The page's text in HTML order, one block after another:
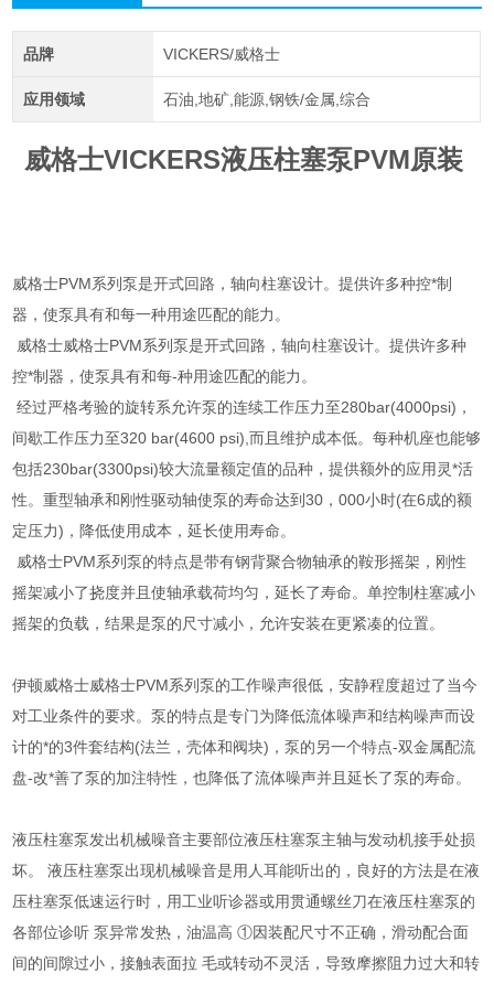
品牌 VICKERS/威格士
应用领域 石油,地矿,能源,钢铁/金属,综合
威格士VICKERS液压柱塞泵PVM原装
威格士PVM系列泵是开式回路，轴向柱塞设计。提供许多种控*制
器，使泵具有和每一种用途匹配的能力。
威格士威格士PVM系列泵是开式回路，轴向柱塞设计。提供许多种
控*制器，使泵具有和每-种用途匹配的能力。
经过严格考验的旋转系允许泵的连续工作压力至280bar(4000psi)，
间歇工作压力至320 bar(4600 psi),而且维护成本低。每种机座也能够
包括230bar(3300psi)较大流量额定值的品种，提供额外的应用灵*活
性。重型轴承和刚性驱动轴使泵的寿命达到30，000小时(在6成的额
定压力)，降低使用成本，延长使用寿命。
威格士PVM系列泵的特点是带有钢背聚合物轴承的鞍形摇架，刚性
摇架减小了挠度并且使轴承载荷均匀，延长了寿命。单控制柱塞减小
摇架的负载，结果是泵的尺寸减小，允许安装在更紧凑的位置。
伊顿威格士威格士PVM系列泵的工作噪声很低，安静程度超过了当今
对工业条件的要求。泵的特点是专门为降低流体噪声和结构噪声而设
计的*的3件套结构(法兰，壳体和阀块)，泵的另一个特点-双金属配流
盘-改*善了泵的加注特性，也降低了流体噪声并且延长了泵的寿命。
液压柱塞泵发出机械噪音主要部位液压柱塞泵主轴与发动机接手处损
坏。 液压柱塞泵出现机械噪音是用人耳能听出的，良好的方法是在液
压柱塞泵低速运行时，用工业听诊器或用贯通螺丝刀在液压柱塞泵的
各部位诊听 泵异常发热，油温高 ①因装配尺寸不正确，滑动配合面
间的间隙过小，接触表面拉 毛或转动不灵活，导致摩擦阻力过大和转